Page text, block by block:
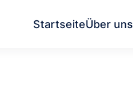
StartseiteÜber uns